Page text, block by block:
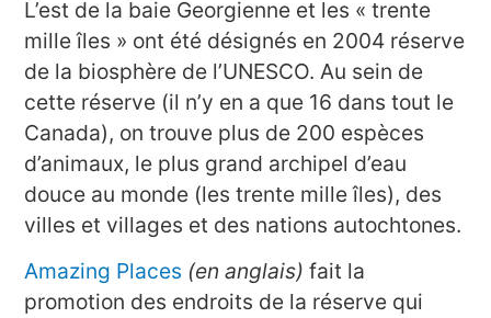
L’est de la baie Georgienne et les « trente
mille îles » ont été désignés en 2004 réserve
de la biosphère de l’UNESCO. Au sein de
cette réserve (il n’y en a que 16 dans tout le
Canada), on trouve plus de 200 espèces
d’animaux, le plus grand archipel d’eau
douce au monde (les trente mille îles), des
villes et villages et des nations autochtones.
Amazing Places (en anglais) fait la
promotion des endroits de la réserve qui